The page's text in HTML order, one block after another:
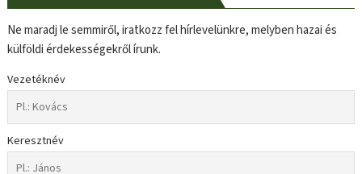
Ne maradj le semmiről, iratkozz fel hírlevelünkre, melyben hazai és
külföldi érdekességekről írunk.
Vezetéknév
Keresztnév